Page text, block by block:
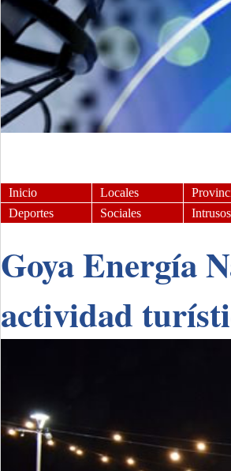
Inicio Locales
Deportes
Sociales Intrusos
Goya Energía
actividad